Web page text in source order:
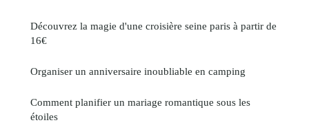
Découvrez la magie d'une croisière seine paris à partir de
16€
Organiser un anniversaire inoubliable en camping
Comment planifier un mariage romantique sous les
étoiles